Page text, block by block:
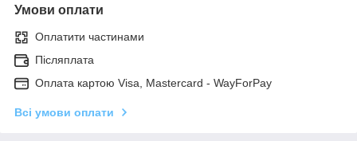
Умови оплати
Оплатити частинами
Післяплата
Оплата картою Visa, Mastercard - WayForPay
Всі умови оплати